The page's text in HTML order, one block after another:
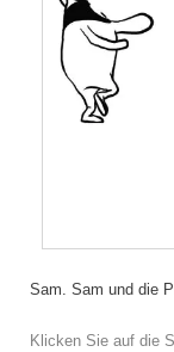
Sam. Sam und die
Klicken Sie auf die